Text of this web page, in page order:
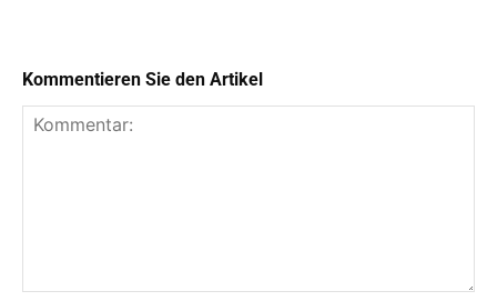
Kommentieren Sie den Artikel